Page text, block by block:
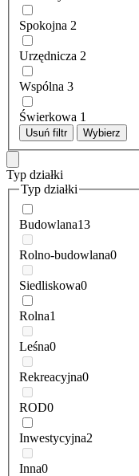
Spokojna 2
Urzędnicza 2
Wspólna 3
Świerkowa 1
Usuń filtr Wybierz
Typ działki
Typ działki
Budowlana13
Rolno-budowlana0
Siedliskowa0
Rolna1
Leśna0
Rekreacyjna0
ROD0
Inwestycyjna2
Inna0